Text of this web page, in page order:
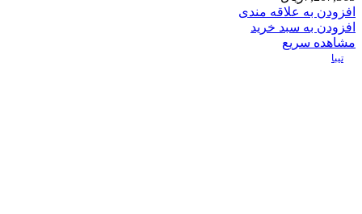
افزودن به علاقه مندی
افزودن به سبد خرید
مشاهده سریع
تیبا